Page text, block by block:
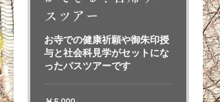
スツアー
お寺での健康祈願や御朱印授
与と社会科見学がセットにな
ったバスツアーです
5,000